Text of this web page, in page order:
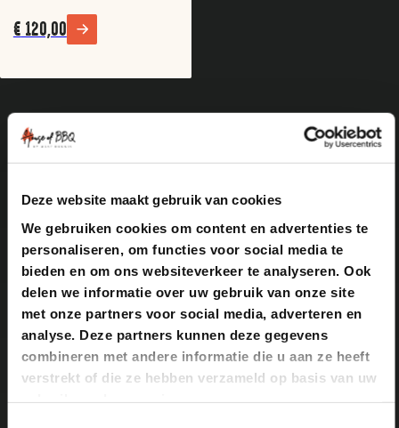
Deze website maakt gebruik van cookies
We gebruiken cookies om content en advertenties te
personaliseren, om functies voor social media te
bieden en om ons websiteverkeer te analyseren. Ook
delen we informatie over uw gebruik van onze site
met onze partners voor social media, adverteren en
analyse. Deze partners kunnen deze gegevens
combineren met andere informatie die u aan ze heeft
verstrekt of die ze hebben verzameld op basis van uw
€ 120,00
Schrijf je in voor onzenieuwsbriefen
ontvang als eerste toegang tot: Het
laatste nieuws, Recepten en
producten.
Section